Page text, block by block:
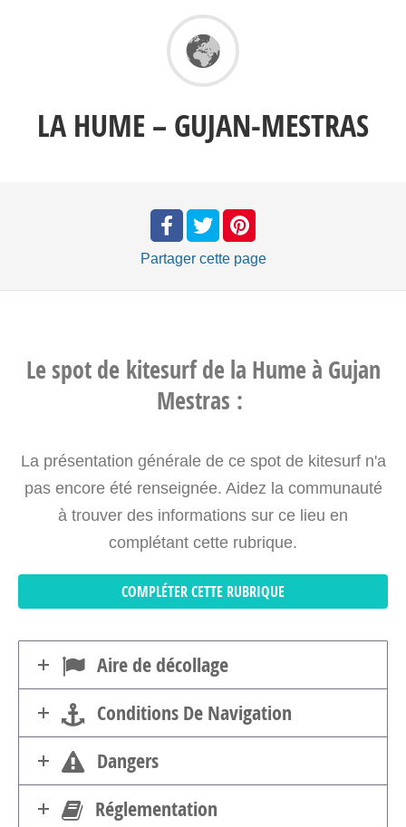
LA HUME – GUJAN-MESTRAS
Partager cette page
Le spot de kitesurf de la Hume à Gujan
Mestras :
La présentation générale de ce spot de kitesurf n'a
pas encore été renseignée. Aidez la communauté
à trouver des informations sur ce lieu en
complétant cette rubrique.
COMPLÉTER CETTE RUBRIQUE
Aire de décollage
Conditions De Navigation
Dangers
Réglementation